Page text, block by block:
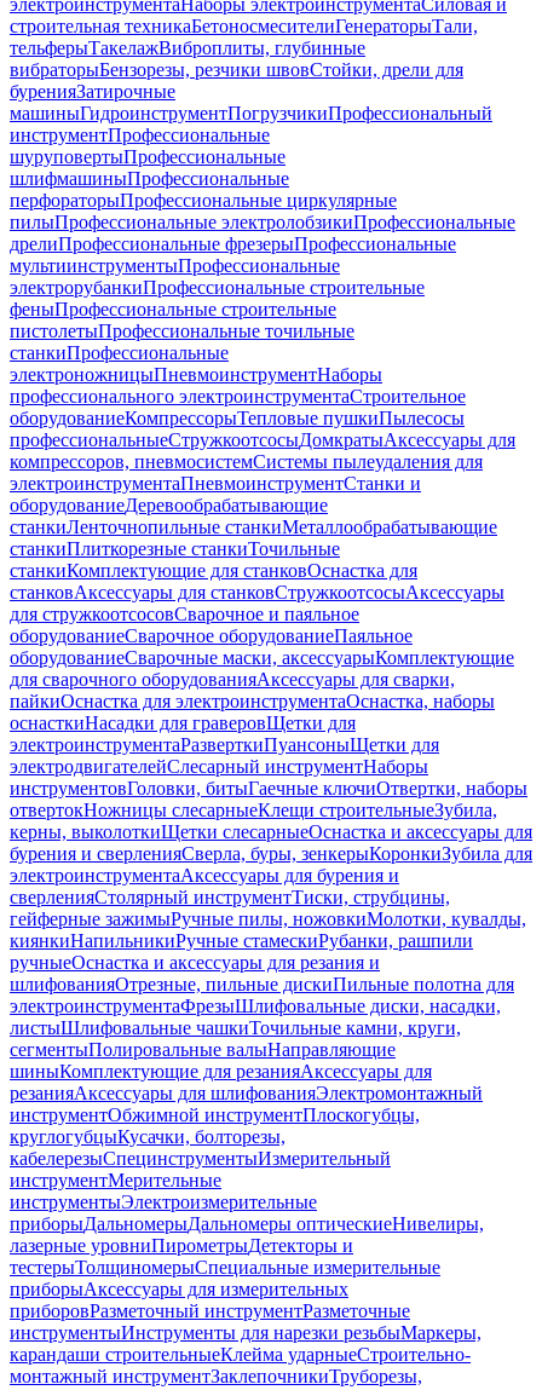
электроинструментаНаборы электроинструментаСиловая и
строительная техникаБетоносмесителиГенераторыТали,
тельферыТакелажВиброплиты, глубинные
вибраторыБензорезы, резчики швовСтойки, дрели для
буренияЗатирочные
машиныГидроинструментПогрузчикиПрофессиональный
инструментПрофессиональные
шуруповертыПрофессиональные
шлифмашиныПрофессиональные
перфораторыПрофессиональные циркулярные
пилыПрофессиональные электролобзикиПрофессиональные
дрелиПрофессиональные фрезерыПрофессиональные
мультиинструментыПрофессиональные
электрорубанкиПрофессиональные строительные
феныПрофессиональные строительные
пистолетыПрофессиональные точильные
станкиПрофессиональные
электроножницыПневмоинструментНаборы
профессионального электроинструментаСтроительное
оборудованиеКомпрессорыТепловые пушкиПылесосы
профессиональныеСтружкоотсосыДомкратыАксессуары для
компрессоров, пневмосистемСистемы пылеудаления для
электроинструментаПневмоинструментСтанки и
оборудованиеДеревообрабатывающие
станкиЛенточнопильные станкиМеталлообрабатывающие
станкиПлиткорезные станкиТочильные
станкиКомплектующие для станковОснастка для
станковАксессуары для станковСтружкоотсосыАксессуары
для стружкоотсосовСварочное и паяльное
оборудованиеСварочное оборудованиеПаяльное
оборудованиеСварочные маски, аксессуарыКомплектующие
для сварочного оборудованияАксессуары для сварки,
пайкиОснастка для электроинструментаОснастка, наборы
оснасткиНасадки для граверовЩетки для
электроинструментаРазверткиПуансоныЩетки для
электродвигателейСлесарный инструментНаборы
инструментовГоловки, битыГаечные ключиОтвертки, наборы
отвертокНожницы слесарныеКлещи строительныеЗубила,
керны, выколоткиЩетки слесарныеОснастка и аксессуары для
бурения и сверленияСверла, буры, зенкерыКоронкиЗубила для
электроинструментаАксессуары для бурения и
сверленияСтолярный инструментТиски, струбцины,
гейферные зажимыРучные пилы, ножовкиМолотки, кувалды,
киянкиНапильникиРучные стамескиРубанки, рашпили
ручныеОснастка и аксессуары для резания и
шлифованияОтрезные, пильные дискиПильные полотна для
электроинструментаФрезыШлифовальные диски, насадки,
листыШлифовальные чашкиТочильные камни, круги,
сегментыПолировальные валыНаправляющие
шиныКомплектующие для резанияАксессуары для
резанияАксессуары для шлифованияЭлектромонтажный
инструментОбжимной инструментПлоскогубцы,
круглогубцыКусачки, болторезы,
кабелерезыСпецинструментыИзмерительный
инструментМерительные
инструментыЭлектроизмерительные
приборыДальномерыДальномеры оптическиеНивелиры,
лазерные уровниПирометрыДетекторы и
тестерыТолщиномерыСпециальные измерительные
приборыАксессуары для измерительных
приборовРазметочный инструментРазметочные
инструментыИнструменты для нарезки резьбыМаркеры,
карандаши строительныеКлейма ударныеСтроительно-
монтажный инструментЗаклепочникиТруборезы,